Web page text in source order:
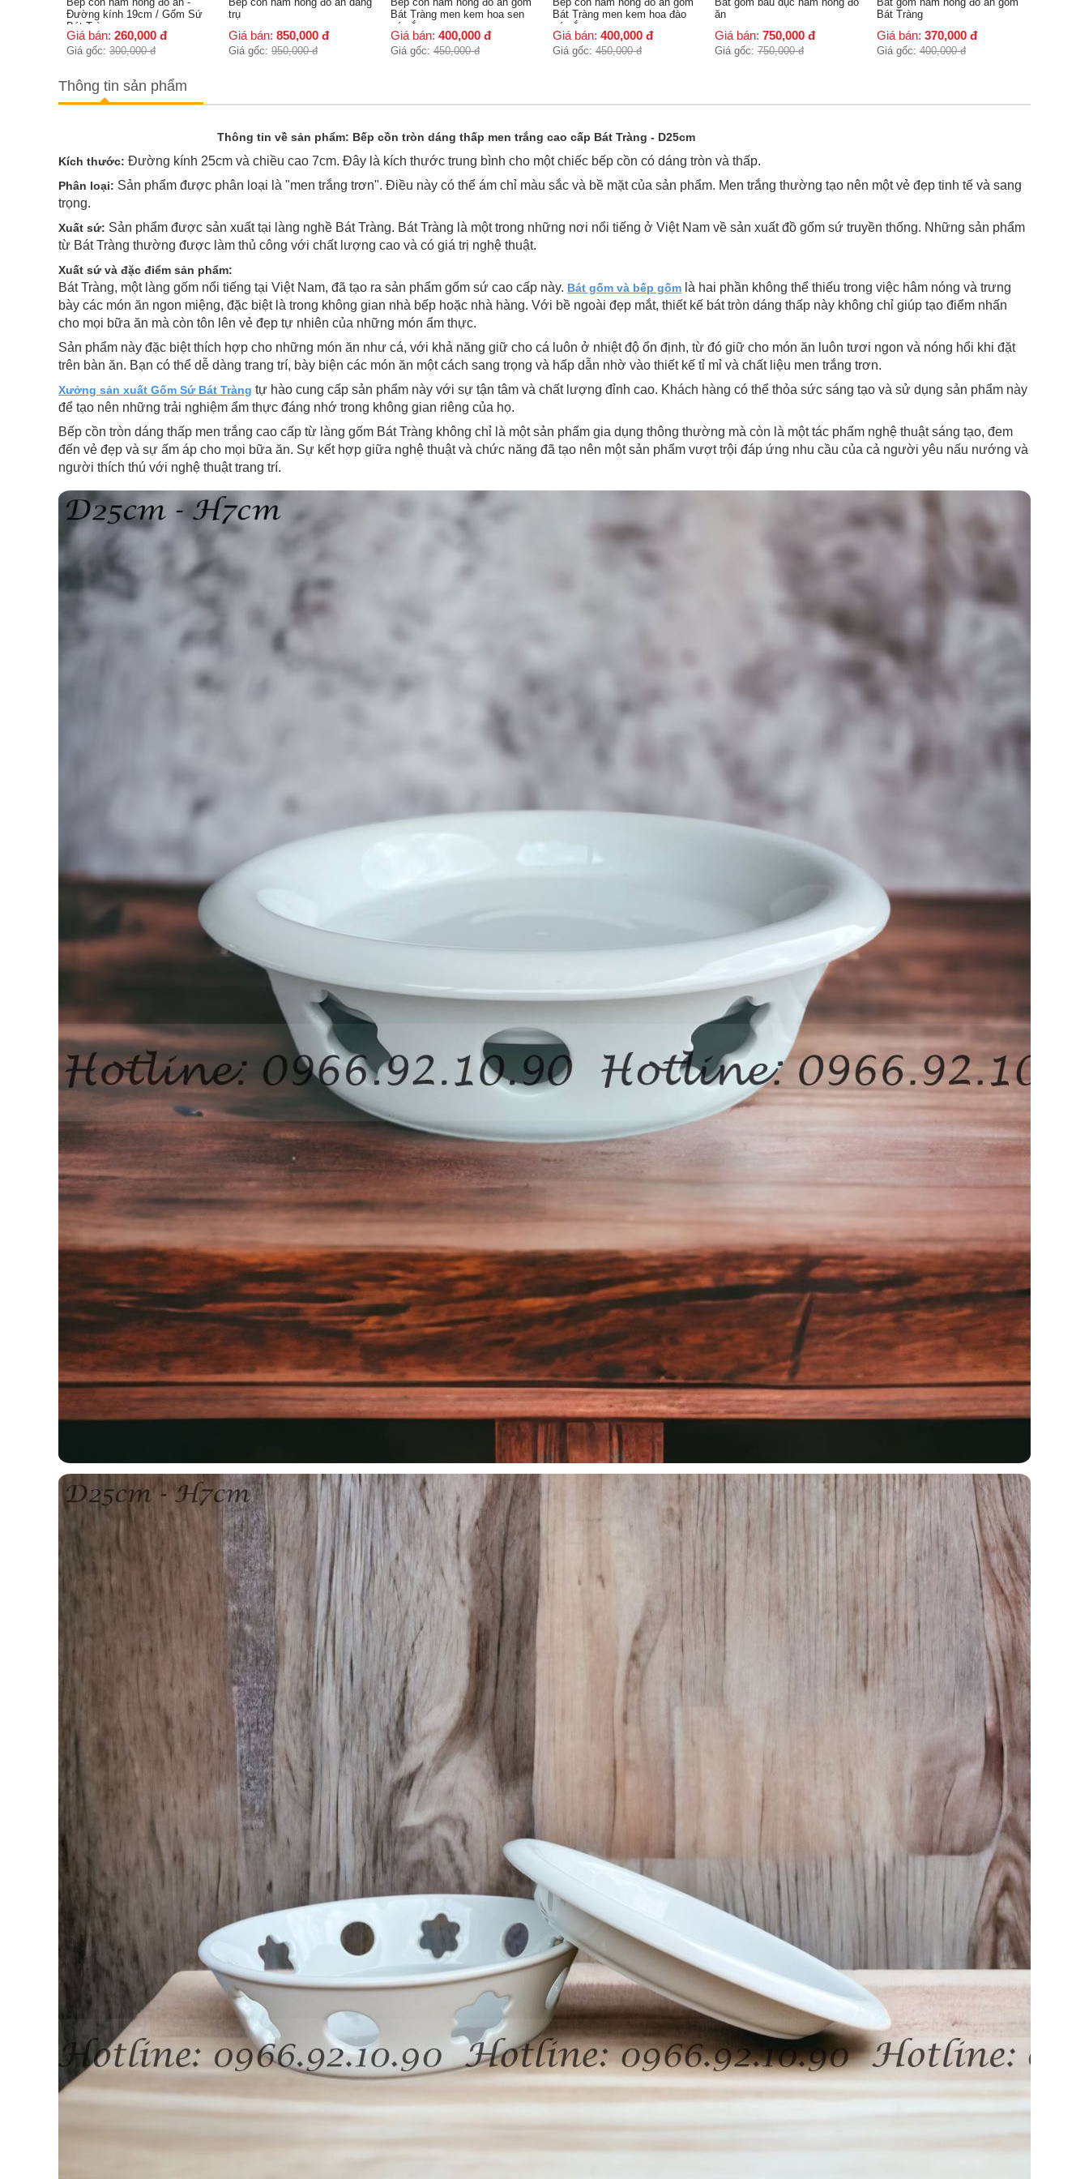
trụ
Giá bán: 850,000 đ
Giá gốc: 950,000 đ
Bát Tràng men kem hoa sen
Giá bán: 400,000 đ
Giá gốc: 450,000 đ
Bát Tràng men kem hoa đào
có nắp
Giá bán: 400,000 đ
Giá gốc: 450,000 đ
ăn
Giá bán: 750,000 đ
Giá gốc: 750,000 đ
Bát Tràng
Giá bán: 370,000 đ
Giá gốc: 400,000 đ
Thông tin sản phẩm
Thông tin về sản phẩm: Bếp cồn tròn dáng thấp men trắng cao cấp Bát Tràng - D25cm
Kích thước: Đường kính 25cm và chiều cao 7cm. Đây là kích thước trung bình cho một chiếc bếp cồn có dáng tròn và thấp.
Phân loại: Sản phẩm được phân loại là "men trắng trơn". Điều này có thể ám chỉ màu sắc và bề mặt của sản phẩm. Men trắng thường tạo nên một vẻ đẹp tinh tế và sang
trọng.
Xuất sứ: Sản phẩm được sản xuất tại làng nghề Bát Tràng. Bát Tràng là một trong những nơi nổi tiếng ở Việt Nam về sản xuất đồ gốm sứ truyền thống. Những sản phẩm
từ Bát Tràng thường được làm thủ công với chất lượng cao và có giá trị nghệ thuật.
Xuất sứ và đặc điểm sản phẩm:
Bát Tràng, một làng gốm nổi tiếng tại Việt Nam, đã tạo ra sản phẩm gốm sứ cao cấp này. Bát gốm và bếp gốm là hai phần không thể thiếu trong việc hâm nóng và trưng
bày các món ăn ngon miệng, đặc biệt là trong không gian nhà bếp hoặc nhà hàng. Với bề ngoài đẹp mắt, thiết kế bát tròn dáng thấp này không chỉ giúp tạo điểm nhấn
cho mọi bữa ăn mà còn tôn lên vẻ đẹp tự nhiên của những món ẩm thực.
Sản phẩm này đặc biệt thích hợp cho những món ăn như cá, với khả năng giữ cho cá luôn ở nhiệt độ ổn định, từ đó giữ cho món ăn luôn tươi ngon và nóng hổi khi đặt
trên bàn ăn. Bạn có thể dễ dàng trang trí, bày biện các món ăn một cách sang trọng và hấp dẫn nhờ vào thiết kế tỉ mỉ và chất liệu men trắng trơn.
Xưởng sản xuất Gốm Sứ Bát Tràng tự hào cung cấp sản phẩm này với sự tận tâm và chất lượng đỉnh cao. Khách hàng có thể thỏa sức sáng tạo và sử dụng sản phẩm này
để tạo nên những trải nghiệm ẩm thực đáng nhớ trong không gian riêng của họ.
Bếp cồn tròn dáng thấp men trắng cao cấp từ làng gốm Bát Tràng không chỉ là một sản phẩm gia dụng thông thường mà còn là một tác phẩm nghệ thuật sáng tạo, đem
đến vẻ đẹp và sự ấm áp cho mọi bữa ăn. Sự kết hợp giữa nghệ thuật và chức năng đã tạo nên một sản phẩm vượt trội đáp ứng nhu cầu của cả người yêu nấu nướng và
người thích thú với nghệ thuật trang trí.